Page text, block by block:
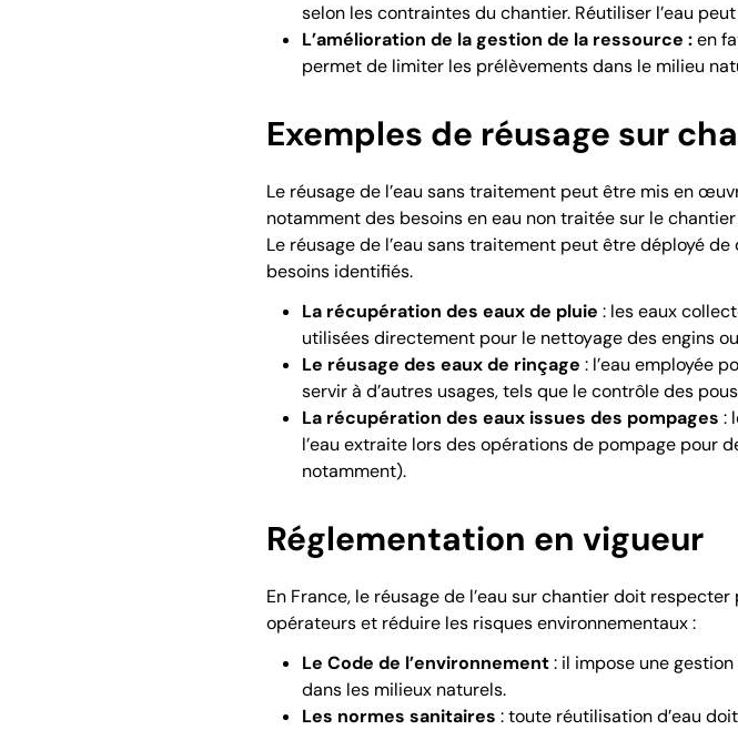
selon les contraintes du chantier. Réutiliser l’eau
L’amélioration de la gestion de la ressource :en
permet de limiter les prélèvements dans le milieu
Exemples de réusage sur
Le réusage de l’eau sans traitement peut être mis en
notamment des besoins en eau non traitée sur le chantier
Le réusage de l’eau sans traitement peut être déployé
besoins identifiés.
La récupération des eaux de pluie : les eaux
utilisées directement pour le nettoyage des engins
Le réusage des eaux de rinçage : l’eau employée
servir à d’autres usages, tels que le contrôle des
La récupération des eaux issues des pompages :
l’eau extraite lors des opérations de pompage pour
notamment).
Réglementation en vigueur
En France, le réusage de l’eau sur chantier doit
opérateurs et réduire les risques environnementaux :
Le Code de l’environnement: il impose une
dans les milieux naturels.
Les normes sanitaires : toute réutilisation d’eau